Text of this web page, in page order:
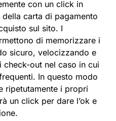
con un click in
carta di pagamento
sul sito. I
di memorizzare i
sicuro, velocizzando e
check-out nel caso in cui
In questo modo
ripetutamente i propri
un click per dare l’ok e